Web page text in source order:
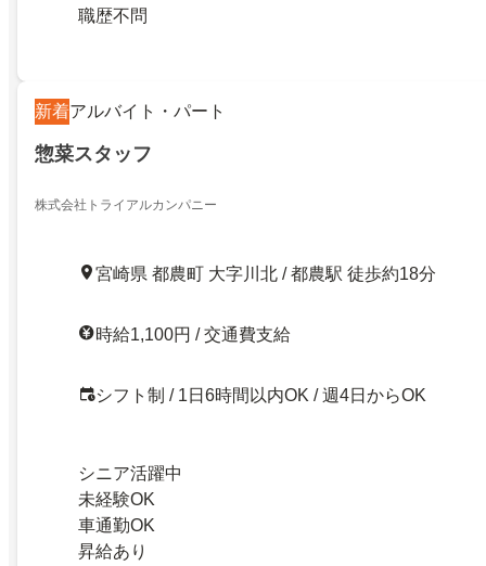
職歴不問
新着アルバイト・パート
惣菜スタッフ
株式会社トライアルカンパニー
宮崎県 都農町 大字川北 / 都農駅 徒歩約18分
時給1,100円 / 交通費支給
シフト制 / 1日6時間以内OK / 週4日からOK
シニア活躍中
未経験OK
車通勤OK
昇給あり